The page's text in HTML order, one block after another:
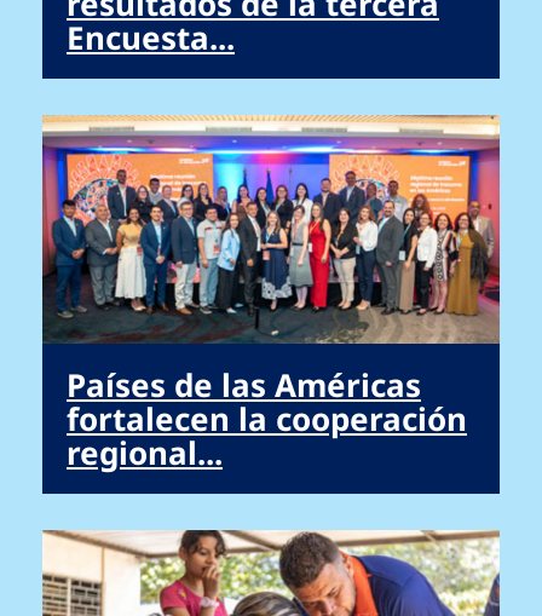
Encuesta...
Países de las Américas
fortalecen la cooperación
regional...